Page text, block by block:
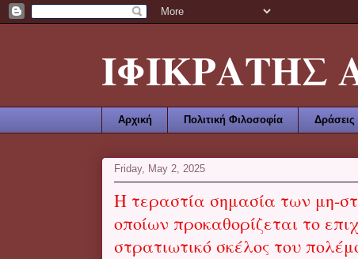
ΙΦΙΚΡΑΤΗΣ
Αρχική Πολιτική Φιλοσοφία Δράσεις
Friday, May 2, 2025
Η τεραστία σημασία των μη-
οποίων προκαθορίζεται το
στρατιωτικό σκέλος του